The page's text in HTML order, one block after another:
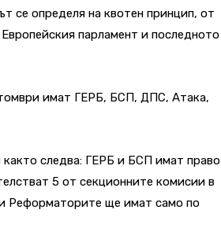
се определя на квотен принцип, от
парламент и последното
имат ГЕРБ, БСП, ДПС, Атака,
следва: ГЕРБ и БСП имат право
5 от секционните комисии в
Реформаторите ще имат само по